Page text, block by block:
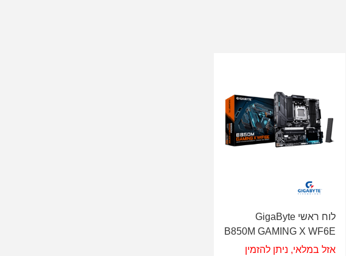
לוח ראשי GigaByte
B850M GAMING X WF6E
Socket Ryzen AM5
אזל במלאי, ניתן להזמין